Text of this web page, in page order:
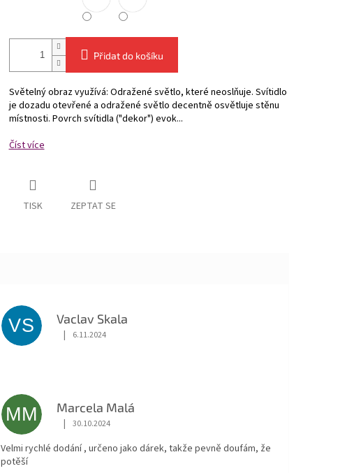
Přidat do košíku
Světelný obraz využívá: Odražené světlo, které neoslňuje. Svítidlo
je dozadu otevřené a odražené světlo decentně osvětluje stěnu
místnosti. Povrch svítidla ("dekor") evok...
Číst více
TISK ZEPTAT SE
VS Vaclav Skala
Hodnocení obchodu je 5 z 5 hvězdiček.
| 6.11.2024
MM Marcela Malá
Hodnocení obchodu je 5 z 5 hvězdiček.
| 30.10.2024
Velmi rychlé dodání , určeno jako dárek, takže pevně doufám, že
potěší